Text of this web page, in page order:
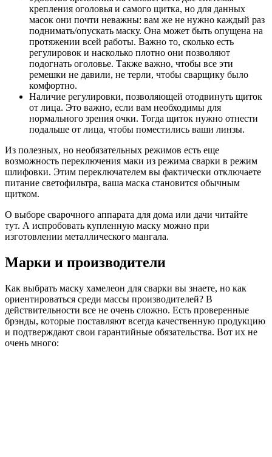
крепления оголовья и самого щитка, но для данных
масок они почти неважны: вам же не нужно каждый раз
поднимать/опускать маску. Она может быть опущена на
протяжении всей работы. Важно то, сколько есть
регулировок и насколько плотно они позволяют
подогнать оголовье. Также важно, чтобы все эти
ремешки не давили, не терли, чтобы сварщику было
комфортно.
Наличие регулировки, позволяющей отодвинуть щиток
от лица. Это важно, если вам необходимы для
нормального зрения очки. Тогда щиток нужно отнести
подальше от лица, чтобы поместились ваши линзы.
Из полезных, но необязательных режимов есть еще
возможность переключения маки из режима сварки в режим
шлифовки. Этим переключателем вы фактически отключаете
питание светофильтра, ваша маска становится обычным
щитком.
О выборе сварочного аппарата для дома или дачи читайте
тут. А испробовать купленную маску можно при
изготовлении металлического мангала.
Марки и производители
Как выбрать маску хамелеон для сварки вы знаете, но как
ориентироваться среди массы производителей? В
действительности все не очень сложно. Есть проверенные
брэнды, которые поставляют всегда качественную продукцию
и подтверждают свои гарантийные обязательства. Вот их не
очень много: